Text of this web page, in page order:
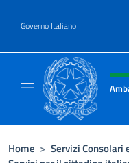
Governo Italiano
Intestazione
Home > Servizi Consolari